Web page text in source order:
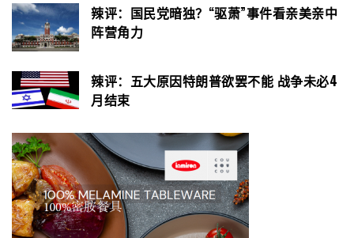
辣评：国民党暗独？“驱萧”事件看亲美亲中
阵营角力
辣评：五大原因特朗普欲罢不能 战争未必4
月结束